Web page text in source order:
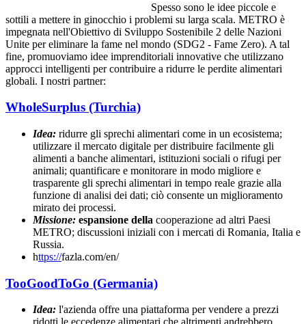
Spesso sono le idee piccole e
sottili a mettere in ginocchio i problemi su larga scala. METRO è
impegnata nell'Obiettivo di Sviluppo Sostenibile 2 delle Nazioni
Unite per eliminare la fame nel mondo (SDG2 - Fame Zero). A tal
fine, promuoviamo idee imprenditoriali innovative che utilizzano
approcci intelligenti per contribuire a ridurre le perdite alimentari
globali. I nostri partner:
WholeSurplus (Turchia)
Idea: ridurre gli sprechi alimentari come in un ecosistema;
utilizzare il mercato digitale per distribuire facilmente gli
alimenti a banche alimentari, istituzioni sociali o rifugi per
animali; quantificare e monitorare in modo migliore e
trasparente gli sprechi alimentari in tempo reale grazie alla
funzione di analisi dei dati; ciò consente un miglioramento
mirato dei processi.
Missione: espansione della cooperazione ad altri Paesi
METRO; discussioni iniziali con i mercati di Romania, Italia e
Russia.
https://fazla.com/en/
TooGoodToGo (Germania)
Idea: l'azienda offre una piattaforma per vendere a prezzi